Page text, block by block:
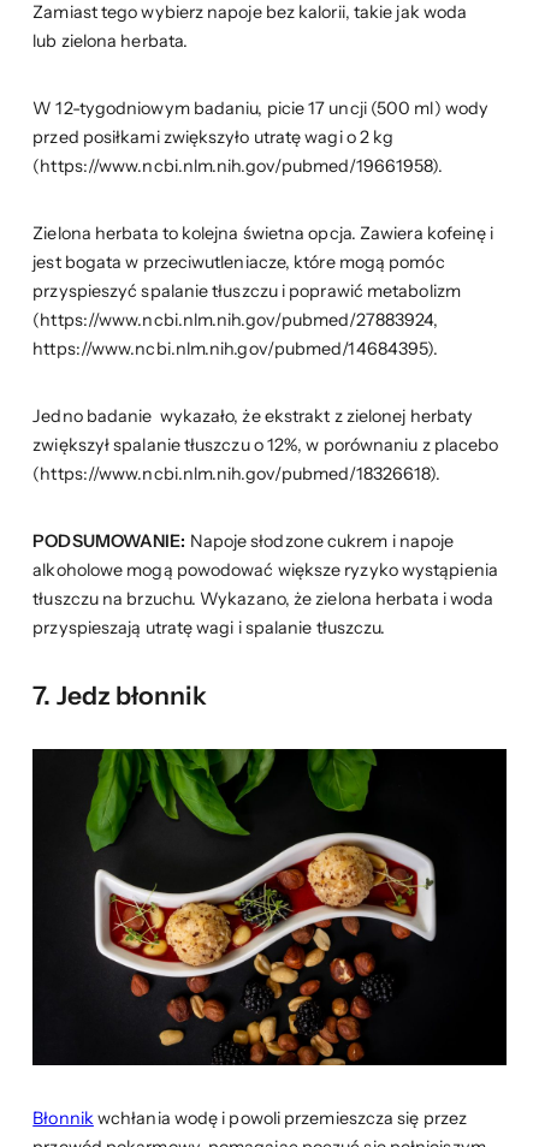
Zamiast tego wybierz napoje bez kalorii, takie jak woda
lub zielona herbata.
W 12-tygodniowym badaniu, picie 17 uncji (500 ml) wody
przed posiłkami zwiększyło utratę wagi o 2 kg
(https://www.ncbi.nlm.nih.gov/pubmed/19661958).
Zielona herbata to kolejna świetna opcja. Zawiera kofeinę i
jest bogata w przeciwutleniacze, które mogą pomóc
przyspieszyć spalanie tłuszczu i poprawić metabolizm
(https://www.ncbi.nlm.nih.gov/pubmed/27883924,
https://www.ncbi.nlm.nih.gov/pubmed/14684395).
Jedno badanie wykazało, że ekstrakt z zielonej herbaty
zwiększył spalanie tłuszczu o 12%, w porównaniu z placebo
(https://www.ncbi.nlm.nih.gov/pubmed/18326618).
PODSUMOWANIE: Napoje słodzone cukrem i napoje
alkoholowe mogą powodować większe ryzyko wystąpienia
tłuszczu na brzuchu. Wykazano, że zielona herbata i woda
przyspieszają utratę wagi i spalanie tłuszczu.
7. Jedz błonnik
Błonnikwchłania wodę i powoli przemieszcza się przez